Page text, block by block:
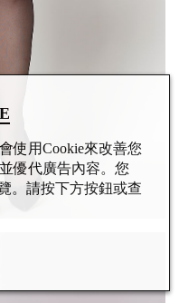
使用Cookie來改善您
優代廣告內容。您
。請按下方按鈕或查